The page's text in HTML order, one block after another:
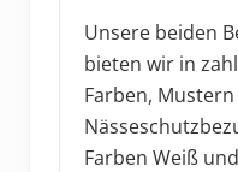
Unsere beiden
bieten wir in
Farben,
Farben Weiß